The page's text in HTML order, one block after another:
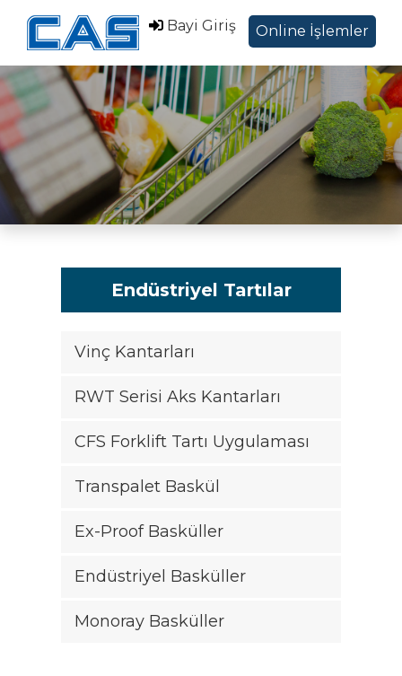
Bayi Giriş Online İşlemler
Hakkımızda
Ürünler
Sektörel Çözümler
Servis Destek
Endüstriyel Tartılar
Vinç Kantarları
RWT Serisi Aks Kantarları
CFS Forklift Tartı Uygulaması
Transpalet Baskül
Ex-Proof Basküller
Endüstriyel Basküller
Monoray Basküller